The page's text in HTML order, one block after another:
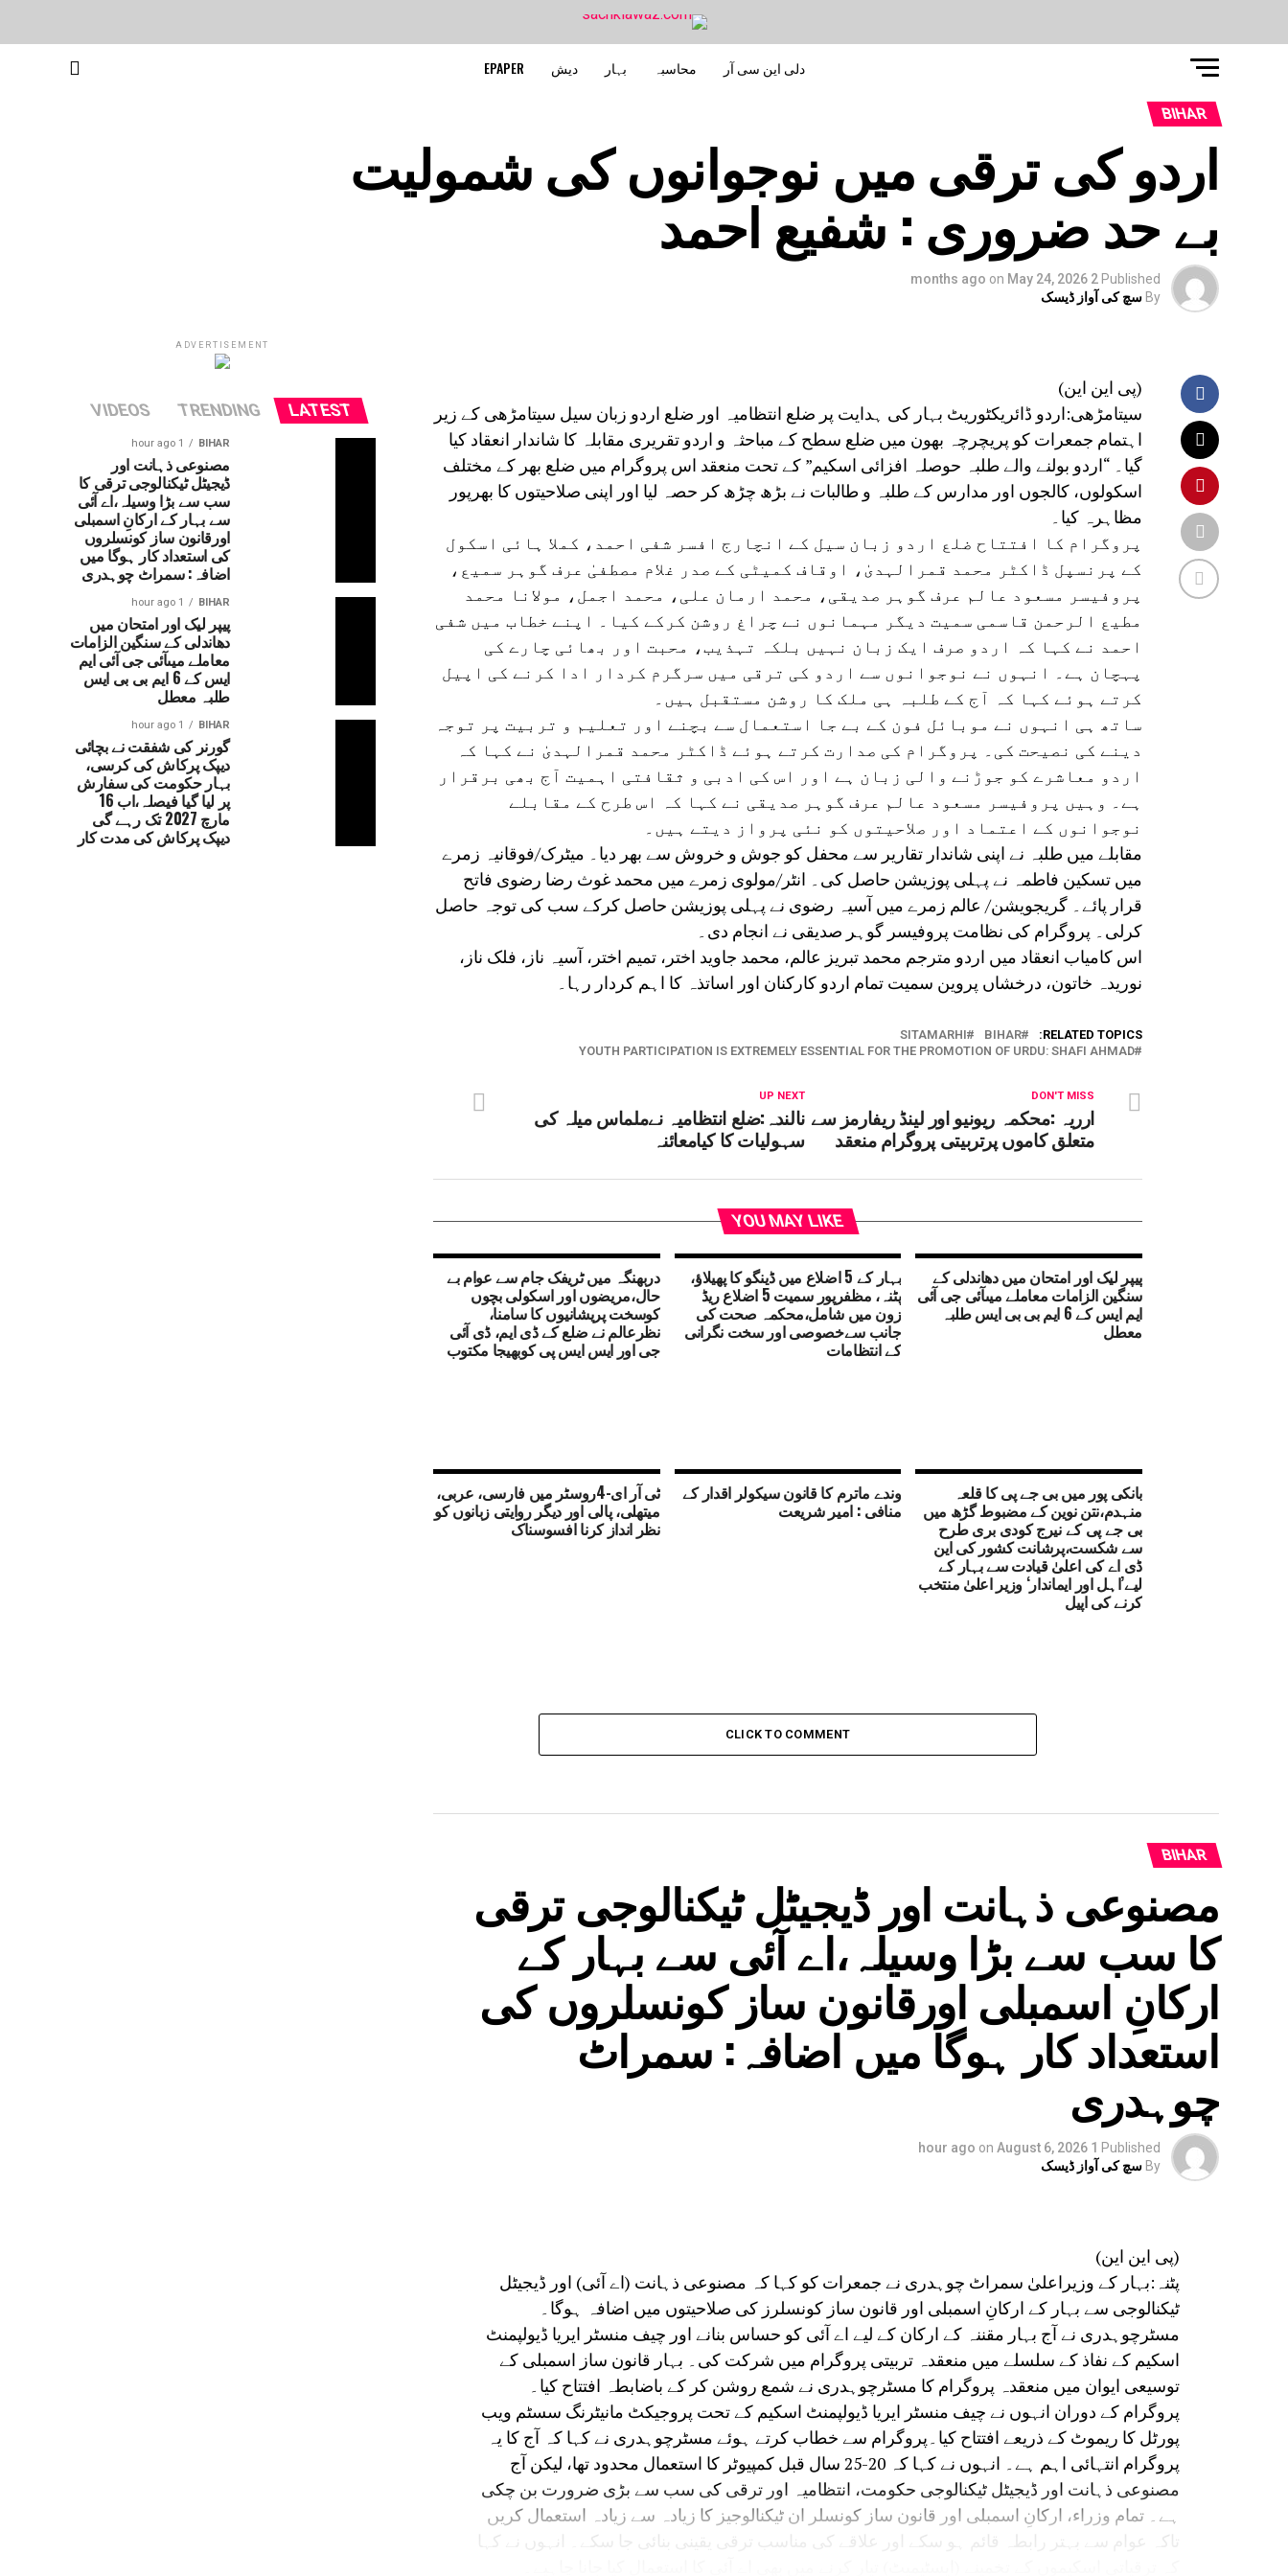
دلی این سی آر محاسبہ بہار دیش EPAPER
BIHAR
اردو کی ترقی میں نوجوانوں کی شمولیت
بے حد ضروری : شفیع احمد
Published
2 months ago
on May 24, 2026
By سچ کی آواز ڈیسک
(پی این این)
سیتامڑھی:اردو ڈائریکٹوریٹ بہار کی ہدایت پر ضلع انتظامیہ اور ضلع اردو زبان سیل سیتامڑھی کے زیر
اہتمام جمعرات کو پریچرچہ بھون میں ضلع سطح کے مباحثہ و اردو تقریری مقابلہ کا شاندار انعقاد کیا
گیا۔ “اردو بولنے والے طلبہ حوصلہ افزائی اسکیم” کے تحت منعقد اس پروگرام میں ضلع بھر کے مختلف
اسکولوں، کالجوں اور مدارس کے طلبہ و طالبات نے بڑھ چڑھ کر حصہ لیا اور اپنی صلاحیتوں کا بھرپور
مظاہرہ کیا۔
پروگرام کا افتتاح ضلع اردو زبان سیل کے انچارج افسر شفی احمد، کملا ہائی اسکول
کے پرنسپل ڈاکٹر محمد قمرالہدیٰ، اوقاف کمیٹی کے صدر غلام مصطفیٰ عرف گوہر سمیع،
پروفیسر مسعود عالم عرف گوہر صدیقی، محمد ارمان علی، محمد اجمل، مولانا محمد
مطیع الرحمن قاسمی سمیت دیگر مہمانوں نے چراغ روشن کرکے کیا۔ اپنے خطاب میں شفی
احمد نے کہا کہ اردو صرف ایک زبان نہیں بلکہ تہذیب، محبت اور بھائی چارے کی
پہچان ہے۔ انہوں نے نوجوانوں سے اردو کی ترقی میں سرگرم کردار ادا کرنے کی اپیل
کرتے ہوئے کہا کہ آج کے طلبہ ہی ملک کا روشن مستقبل ہیں۔
ساتھ ہی انہوں نے موبائل فون کے بے جا استعمال سے بچنے اور تعلیم و تربیت پر توجہ
دینے کی نصیحت کی۔ پروگرام کی صدارت کرتے ہوئے ڈاکٹر محمد قمرالہدیٰ نے کہا کہ
اردو معاشرے کو جوڑنے والی زبان ہے اور اس کی ادبی و ثقافتی اہمیت آج بھی برقرار
ہے۔ وہیں پروفیسر مسعود عالم عرف گوہر صدیقی نے کہا کہ اس طرح کے مقابلے
نوجوانوں کے اعتماد اور صلاحیتوں کو نئی پرواز دیتے ہیں۔
مقابلے میں طلبہ نے اپنی شاندار تقاریر سے محفل کو جوش و خروش سے بھر دیا۔ میٹرک/فوقانیہ زمرے
میں تسکین فاطمہ نے پہلی پوزیشن حاصل کی۔ انٹر/مولوی زمرے میں محمد غوث رضا رضوی فاتح
قرار پائے۔ گریجویشن/ عالم زمرے میں آسیہ رضوی نے پہلی پوزیشن حاصل کرکے سب کی توجہ حاصل
کرلی۔ پروگرام کی نظامت پروفیسر گوہر صدیقی نے انجام دی۔
اس کامیاب انعقاد میں اردو مترجم محمد تبریز عالم، محمد جاوید اختر، تمیم اختر، آسیہ ناز، فلک ناز،
نوریدہ خاتون، درخشاں پروین سمیت تمام اردو کارکنان اور اساتذہ کا اہم کردار رہا۔
RELATED TOPICS:
BIHAR
SITAMARHI
YOUTH PARTICIPATION IS EXTREMELY ESSENTIAL FOR THE PROMOTION OF URDU: SHAFI AHMAD
UP NEXT
نالندہ:ضلع انتظامیہ نےملماس میلہ کی
سہولیات کا کیامعائنہ
DON'T MISS
ارریہ :محکمہ ریونیو اور لینڈ ریفارمز سے
متعلق کاموں پرتربیتی پروگرام منعقد
YOU MAY LIKE
پیپر لیک اور امتحان میں دھاندلی کے
سنگین الزامات معاملے میںآئی جی آئی
ایم ایس کے 6 ایم بی بی ایس طلبہ
معطل
بہار کے 5 اضلاع میں ڈینگو کا پھیلاؤ،
پٹنہ، مظفرپور سمیت 5 اضلاع ریڈ
زون میں شامل،محکمہ صحت کی
جانب سےخصوصی اور سخت نگرانی
کے انتظامات
دربھنگہ میں ٹریفک جام سے عوام بے
حال،مریضوں اور اسکولی بچوں
کوسخت پریشانیوں کا سامنا،
نظرعالم نے ضلع کے ڈی ایم، ڈی آئی
جی اور ایس ایس پی کوبھیجا مکتوب
بانکی پور میں بی جے پی کا قلعہ
منہدم،نتن نوین کے مضبوط گڑھ میں
بی جے پی کے نیرج کودی بری طرح
سے شکست،پرشانت کشور کی این
ڈی اے کی اعلیٰ قیادت سے بہار کے
لیے’اہل اور ایماندار‘ وزیر اعلیٰ منتخب
کرنے کی اپیل
وندے ماترم کا قانون سیکولر اقدار کے
منافی : امیر شریعت
ٹی آر ای-4روسٹر میں فارسی، عربی،
میتھلی، پالی اور دیگر روایتی زبانوں کو
نظر انداز کرنا افسوسناک
CLICK TO COMMENT
BIHAR
مصنوعی ذہانت اور ڈیجیٹل ٹیکنالوجی ترقی
کا سب سے بڑا وسیلہ،اے آئی سے بہار کے
ارکانِ اسمبلی اورقانون ساز کونسلروں کی
استعداد کار ہوگا میں اضافہ: سمراٹ
چوہدری
Published
1 hour ago
on August 6, 2026
By سچ کی آواز ڈیسک
(پی این این)
پٹنہ:بہار کے وزیراعلیٰ سمراٹ چوہدری نے جمعرات کو کہا کہ مصنوعی ذہانت (اے آئی) اور ڈیجیٹل
ٹیکنالوجی سے بہار کے ارکانِ اسمبلی اور قانون ساز کونسلرز کی صلاحیتوں میں اضافہ ہوگا۔
مسٹرچوہدری نے آج بہار مقننہ کے ارکان کے لیے اے آئی کو حساس بنانے اور چیف منسٹر ایریا ڈیولپمنٹ
اسکیم کے نفاذ کے سلسلے میں منعقدہ تربیتی پروگرام میں شرکت کی۔ بہار قانون ساز اسمبلی کے
توسیعی ایوان میں منعقدہ پروگرام کا مسٹرچوہدری نے شمع روشن کر کے باضابطہ افتتاح کیا۔
پروگرام کے دوران انہوں نے چیف منسٹر ایریا ڈیولپمنٹ اسکیم کے تحت پروجیکٹ مانیٹرنگ سسٹم ویب
پورٹل کا ریموٹ کے ذریعے افتتاح کیا۔پروگرام سے خطاب کرتے ہوئے مسٹرچوہدری نے کہا کہ آج کا یہ
پروگرام انتہائی اہم ہے۔ انہوں نے کہا کہ 20-25 سال قبل کمپیوٹر کا استعمال محدود تھا، لیکن آج
مصنوعی ذہانت اور ڈیجیٹل ٹیکنالوجی حکومت، انتظامیہ اور ترقی کی سب سے بڑی ضرورت بن چکی
ہے۔ تمام وزراء، ارکانِ اسمبلی اور قانون ساز کونسلر ان ٹیکنالوجیز کا زیادہ سے زیادہ استعمال کریں
تاکہ عوام سے بہتر رابطہ قائم ہو سکے اور علاقے کی مناسب ترقی یقینی بنائی جا سکے۔ انہوں نے کہا
ADVERTISEMENT
LATEST
TRENDING
VIDEOS
BIHAR
1 hour ago
مصنوعی ذہانت اور
ڈیجیٹل ٹیکنالوجی ترقی کا
سب سے بڑا وسیلہ،اے آئی
سے بہار کے ارکانِ اسمبلی
اورقانون ساز کونسلروں
کی استعداد کار ہوگا میں
اضافہ: سمراٹ چوہدری
BIHAR
1 hour ago
پیپر لیک اور امتحان میں
دھاندلی کے سنگین الزامات
معاملے میںآئی جی آئی ایم
ایس کے 6 ایم بی بی ایس
طلبہ معطل
BIHAR
1 hour ago
گورنر کی شفقت نے بچائی
دیپک پرکاش کی کرسی،
بہار حکومت کی سفارش
پر لیا گیا فیصلہ،اب 16
مارچ 2027 تک رہے گی
دیپک پرکاش کی مدت کار